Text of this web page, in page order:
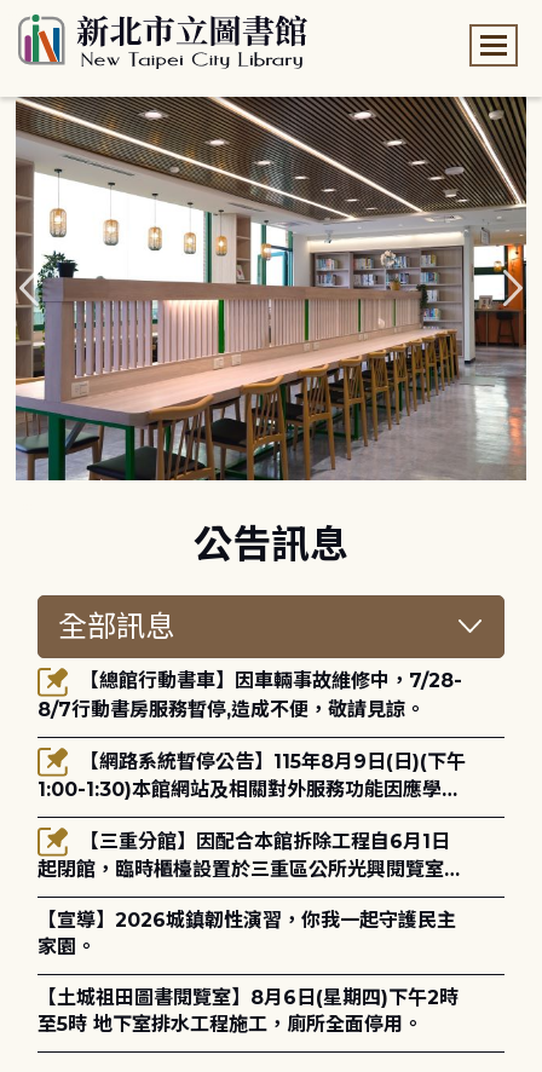
公告訊息
8/7行動書房服務暫停,造成不便，敬請見諒。
1:00-1:30)本館網站及相關對外服務功能因應學術
網路升級更新將暫停服務。
起閉館，臨時櫃檯設置於三重區公所光興閱覽室，
造成不便，敬請見諒。
【宣導】2026城鎮韌性演習，你我一起守護民主
家園。
【土城祖田圖書閱覽室】8月6日(星期四)下午2時
至5時 地下室排水工程施工，廁所全面停用。